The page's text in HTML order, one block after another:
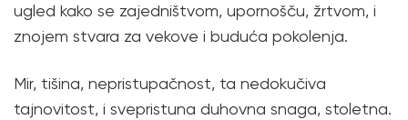
ugled kako se zajedništvom, upornošču, žrtvom, i
znojem stvara za vekove i buduća pokolenja.
Mir, tišina, nepristupačnost, ta nedokučiva
tajnovitost, i svepristuna duhovna snaga, stoletna.